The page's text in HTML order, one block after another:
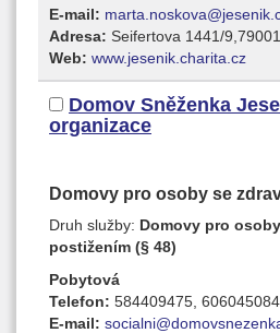
E-mail:
Adresa: Seifertova 1441/
Web: www.jesenik.charita.cz
Domov Sněženka
organizace
Domovy pro osoby se
Druh služby: Domovy pro
postižením (§ 48)
Pobytová
Telefon: 584409475, 606045084
E-mail: